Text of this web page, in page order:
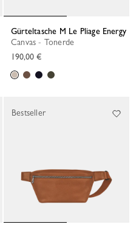
Gürteltasche M Le Pliage Energy
Canvas - Tonerde
190,00 €
Bestseller